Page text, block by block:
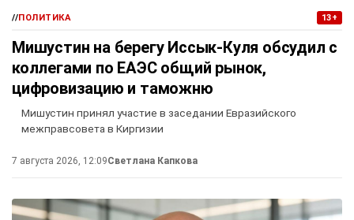
//ПОЛИТИКА 13+
Мишустин на берегу Иссык-Куля обсудил с
коллегами по ЕАЭС общий рынок,
цифровизацию и таможню
Мишустин принял участие в заседании Евразийского
межправсовета в Киргизии
7 августа 2026, 12:09Светлана Капкова